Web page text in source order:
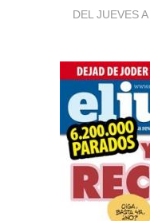
DEL JUEVES